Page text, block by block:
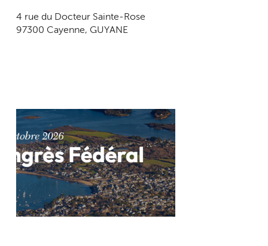
4 rue du Docteur Sainte-Rose
97300 Cayenne, GUYANE